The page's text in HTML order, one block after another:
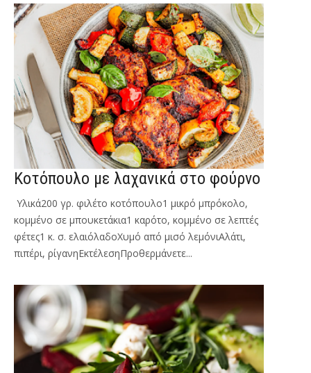
Κοτόπουλο με λαχανικά στο φούρνο
Υλικά200 γρ. φιλέτο κοτόπουλο1 μικρό μπρόκολο,
κομμένο σε μπουκετάκια1 καρότο, κομμένο σε λεπτές
φέτες1 κ. σ. ελαιόλαδοΧυμό από μισό λεμόνιΑλάτι,
πιπέρι, ρίγανηΕκτέλεσηΠροθερμάνετε...